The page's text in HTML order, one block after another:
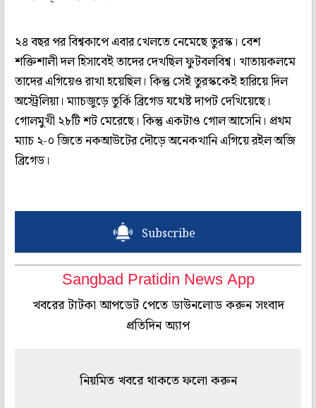
২৪ বছর পর বিশ্বকাপে এবার খেলতে নেমেছে তুরস্ক। বেশ
শক্তিশালী দল হিসাবেই তাদের দেখছিল ফুটবলবিশ্ব। খাতায়কলমে
তাদের এগিয়েও রাখা হয়েছিল। কিন্তু সেই তুরস্ককেই হারিয়ে দিল
অস্ট্রেলিয়া। ম্যাচজুড়ে তুর্কি ব্রিগেড যথেষ্ট দাপট দেখিয়েছে।
গোলমুখী ২৮টি শট মেরেছে। কিন্তু একটাও গোল আসেনি। প্রথম
ম্যাচ ২-০ জিতে নকআউটের দৌড়ে অনেকখানি এগিয়ে রইল অজি
ব্রিগেড।
Subscribe
Sangbad Pratidin News App
খবরের টাটকা আপডেট পেতে ডাউনলোড করুন সংবাদ
প্রতিদিন অ্যাপ
নিয়মিত খবরে থাকতে ফলো করুন